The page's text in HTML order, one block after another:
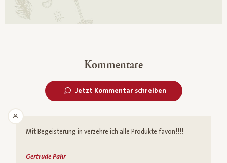
Kommentare
Jetzt Kommentar schreiben
Mit Begeisterung in verzehre ich alle Produkte favon!!!!
Gertrude Pahr